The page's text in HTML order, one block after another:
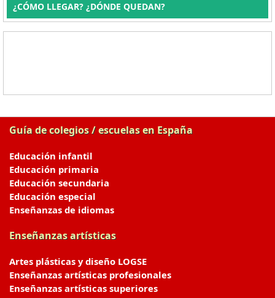
¿CÓMO LLEGAR? ¿DÓNDE QUEDAN?
Guía de colegios / escuelas en España
Educación infantil
Educación primaria
Educación secundaria
Educación especial
Enseñanzas de idiomas
Enseñanzas artísticas
Artes plásticas y diseño LOGSE
Enseñanzas artísticas profesionales
Enseñanzas artísticas superiores